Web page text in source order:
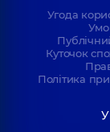
Угода
Куточок
Політика